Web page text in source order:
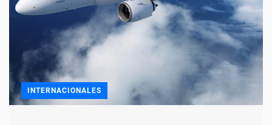
INTERNACIONALES